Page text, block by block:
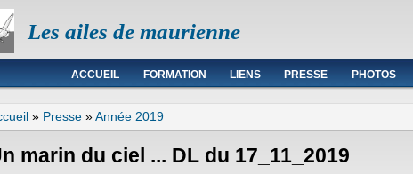
Les ailes de maurienne
Menu principal
ACCUEIL FORMATION LIENS PRESSE PHOTOS
êtes ici
» Presse »Année 2019
marin du ciel ... DL du 17_11_2019